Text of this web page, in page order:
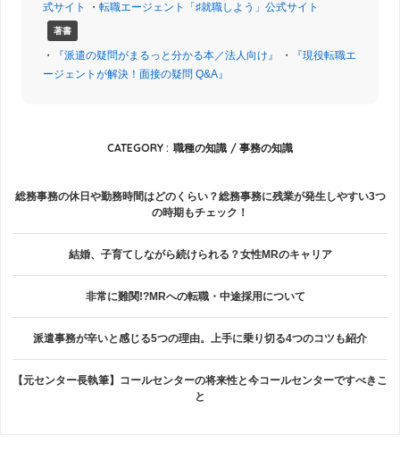
式サイト
・ 転職エージェント「♯就職しよう」公式サイト
著書
・ 『派遣の疑問がまるっと分かる本／法人向け』 ・
『現役転職エ
ージェントが解決！面接の疑問 Q&A』
CATEGORY : 職種の知識 事務の知識
総務事務の休日や勤務時間はどのくらい？総務事務に残業が発生しやすい3つ
の時期もチェック！
結婚、子育てしながら続けられる？女性MRのキャリア
非常に難関!?MRへの転職・中途採用について
派遣事務が辛いと感じる5つの理由。上手に乗り切る4つのコツも紹介
【元センター長執筆】コールセンターの将来性と今コールセンターですべきこ
と